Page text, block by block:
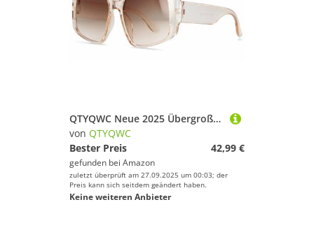
QTYQWC Neue 2025 Übergroße Sonnenbrille Frauen Vintage Big Breal Frauen Sonnenbrillen Modetöne für Männer
von QTYQWC
Bester Preis
42,99 €
gefunden bei Amazon
zuletzt überprüft am 27.09.2025 um 00:03; der
Preis kann sich seitdem geändert haben.
Keine weiteren Anbieter